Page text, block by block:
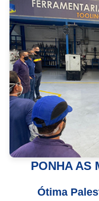
PONHA AS
Ótima